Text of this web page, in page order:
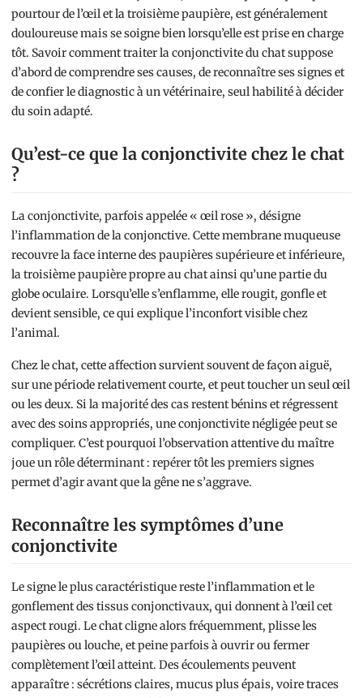
pourtour de l’œil et la troisième paupière, est généralement
douloureuse mais se soigne bien lorsqu’elle est prise en charge
tôt. Savoir comment traiter la conjonctivite du chat suppose
d’abord de comprendre ses causes, de reconnaître ses signes et
de confier le diagnostic à un vétérinaire, seul habilité à décider
du soin adapté.
Qu’est-ce que la conjonctivite chez le chat
?
La conjonctivite, parfois appelée « œil rose », désigne
l’inflammation de la conjonctive. Cette membrane muqueuse
recouvre la face interne des paupières supérieure et inférieure,
la troisième paupière propre au chat ainsi qu’une partie du
globe oculaire. Lorsqu’elle s’enflamme, elle rougit, gonfle et
devient sensible, ce qui explique l’inconfort visible chez
l’animal.
Chez le chat, cette affection survient souvent de façon aiguë,
sur une période relativement courte, et peut toucher un seul œil
ou les deux. Si la majorité des cas restent bénins et régressent
avec des soins appropriés, une conjonctivite négligée peut se
compliquer. C’est pourquoi l’observation attentive du maître
joue un rôle déterminant : repérer tôt les premiers signes
permet d’agir avant que la gêne ne s’aggrave.
Reconnaître les symptômes d’une
conjonctivite
Le signe le plus caractéristique reste l’inflammation et le
gonflement des tissus conjonctivaux, qui donnent à l’œil cet
aspect rougi. Le chat cligne alors fréquemment, plisse les
paupières ou louche, et peine parfois à ouvrir ou fermer
complètement l’œil atteint. Des écoulements peuvent
apparaître : sécrétions claires, mucus plus épais, voire traces